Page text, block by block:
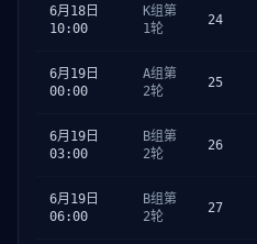
6月18日
10:00
K组第
1轮
24
6月19日
00:00
A组第
2轮
25
6月19日
03:00
B组第
2轮
26
6月19日
06:00
B组第
2轮
27